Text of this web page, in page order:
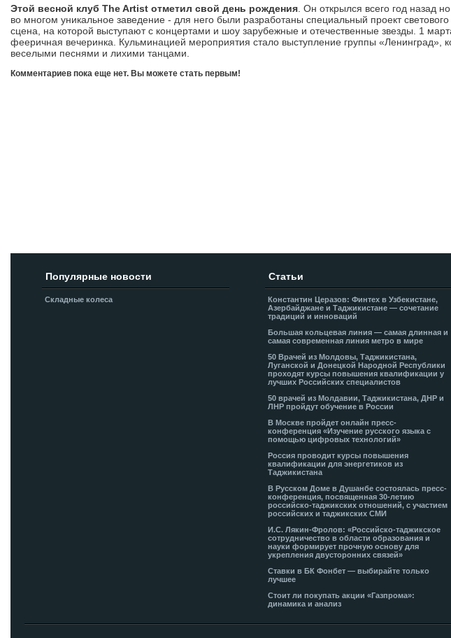
Этой весной клуб The Artist отметил свой день рождения . Он открылся всего год назад
во многом уникальное заведение - для него были разработаны специальный проект
сцена, на которой выступают с концертами и шоу зарубежные и отечественные звезды. 1
фееричная вечеринка. Кульминацией мероприятия стало выступление группы «Ленинград»,
веселыми песнями и лихими танцами.
Комментариев пока еще нет. Вы можете стать первым!
Популярные новости
Складные колеса
Статьи
Константин Церазов: Финтех в Узбекистане,
Азербайджане и Таджикистане — сочетание
традиций и инноваций
Большая кольцевая линия — самая длинная и
самая современная линия метро в мире
50 Врачей из Молдовы, Таджикистана,
Луганской и Донецкой Народной Республики
проходят курсы повышения квалификации у
лучших Российских специалистов
50 врачей из Молдавии, Таджикистана, ДНР и
ЛНР пройдут обучение в России
В Москве пройдет онлайн пресс-
конференция «Изучение русского языка с
помощью цифровых технологий»
Россия проводит курсы повышения
квалификации для энергетиков из
Таджикистана
В Русском Доме в Душанбе состоялась пресс-
конференция, посвященная 30-летию
российско-таджикских отношений, с участием
российских и таджикских СМИ
И.С. Лякин-Фролов: «Российско-таджикское
сотрудничество в области образования и
науки формирует прочную основу для
укрепления двусторонних связей»
Ставки в БК Фонбет — выбирайте только
лучшее
Стоит ли покупать акции «Газпрома»:
динамика и анализ